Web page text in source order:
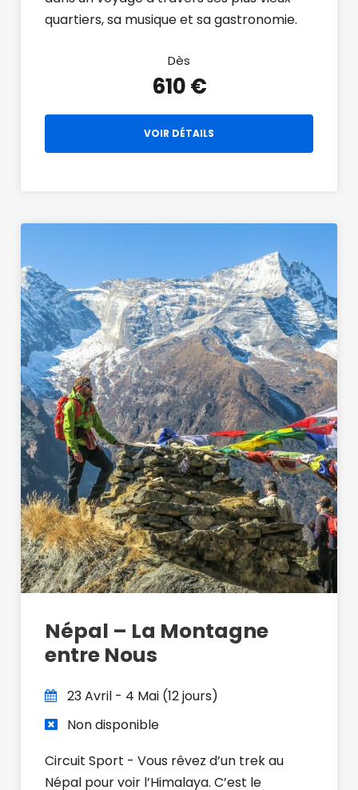
quartiers, sa musique et sa gastronomie.
Dès
610 €
VOIR DÉTAILS
Népal – La Montagne
entre Nous
23 Avril - 4 Mai (12 jours)
Non disponible
Circuit Sport - Vous rêvez d’un trek au
Népal pour voir l’Himalaya. C’est le